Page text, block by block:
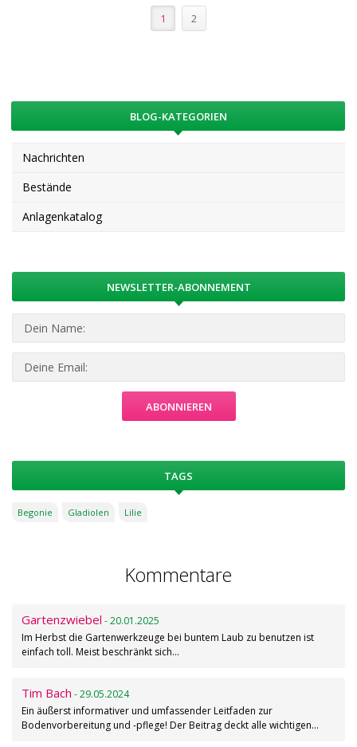
1 2
BLOG-KATEGORIEN
Nachrichten
Bestände
Anlagenkatalog
NEWSLETTER-ABONNEMENT
TAGS
Begonie Gladiolen Lilie
Kommentare
Gartenzwiebel - 20.01.2025
Im Herbst die Gartenwerkzeuge bei buntem Laub zu benutzen ist
einfach toll. Meist beschränkt sich…
Tim Bach - 29.05.2024
Ein äußerst informativer und umfassender Leitfaden zur
Bodenvorbereitung und -pflege! Der Beitrag deckt alle wichtigen…